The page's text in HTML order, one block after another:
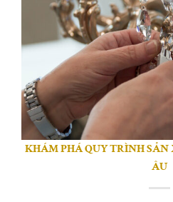
KHÁM PHÁ QUY TRÌNH
ÂU